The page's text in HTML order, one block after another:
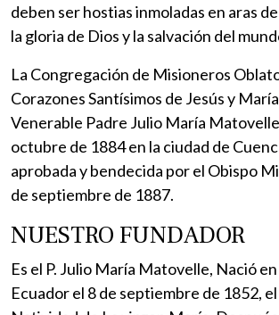
deben ser hostias inmoladas en aras
la gloria de Dios y la salvación del
La Congregación de Misioneros
Corazones Santísimos de Jesús y
Venerable Padre Julio María
octubre de 1884 en la ciudad de
aprobada y bendecida por el Obispo
de septiembre de 1887.
NUESTRO FUNDADOR
Es el P. Julio María Matovelle, Nació
Ecuador el 8 de septiembre de 1852, el